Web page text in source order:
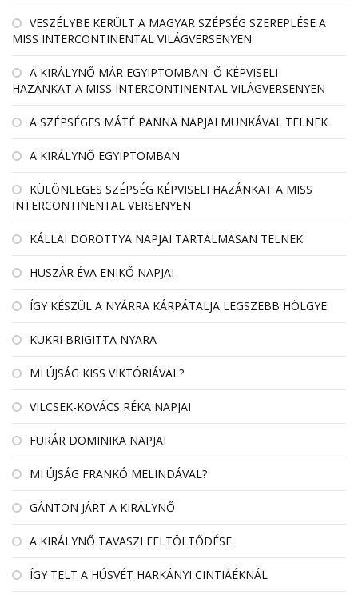
VESZÉLYBE KERÜLT A MAGYAR SZÉPSÉG SZEREPLÉSE A
MISS INTERCONTINENTAL VILÁGVERSENYEN
A KIRÁLYNŐ MÁR EGYIPTOMBAN: Ő KÉPVISELI
HAZÁNKAT A MISS INTERCONTINENTAL VILÁGVERSENYEN
A SZÉPSÉGES MÁTÉ PANNA NAPJAI MUNKÁVAL TELNEK
A KIRÁLYNŐ EGYIPTOMBAN
KÜLÖNLEGES SZÉPSÉG KÉPVISELI HAZÁNKAT A MISS
INTERCONTINENTAL VERSENYEN
KÁLLAI DOROTTYA NAPJAI TARTALMASAN TELNEK
HUSZÁR ÉVA ENIKŐ NAPJAI
ÍGY KÉSZÜL A NYÁRRA KÁRPÁTALJA LEGSZEBB HÖLGYE
KUKRI BRIGITTA NYARA
MI ÚJSÁG KISS VIKTÓRIÁVAL?
VILCSEK-KOVÁCS RÉKA NAPJAI
FURÁR DOMINIKA NAPJAI
MI ÚJSÁG FRANKÓ MELINDÁVAL?
GÁNTON JÁRT A KIRÁLYNŐ
A KIRÁLYNŐ TAVASZI FELTÖLTŐDÉSE
ÍGY TELT A HÚSVÉT HARKÁNYI CINTIÁÉKNÁL